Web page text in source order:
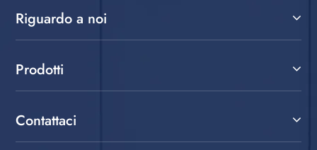
Riguardo a noi
Prodotti
Contattaci